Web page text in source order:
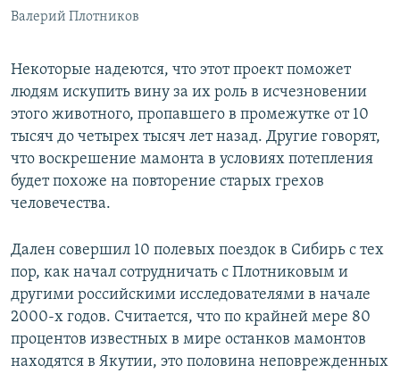
Валерий Плотников
Некоторые надеются, что этот проект поможет
людям искупить вину за их роль в исчезновении
этого животного, пропавшего в промежутке от 10
тысяч до четырех тысяч лет назад. Другие говорят,
что воскрешение мамонта в условиях потепления
будет похоже на повторение старых грехов
человечества.
Дален совершил 10 полевых поездок в Сибирь с тех
пор, как начал сотрудничать с Плотниковым и
другими российскими исследователями в начале
2000-х годов. Считается, что по крайней мере 80
процентов известных в мире останков мамонтов
находятся в Якутии, это половина неповрежденных